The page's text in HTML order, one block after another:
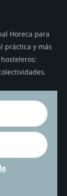
Horeca para
práctica y más